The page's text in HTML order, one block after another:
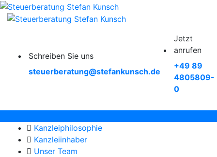
Schreiben Sie uns
steuerberatung@stefankunsch.de
Jetzt
anrufen
+49 89
4805809-
0
Kanzleiphilosophie
Kanzleiinhaber
Unser Team